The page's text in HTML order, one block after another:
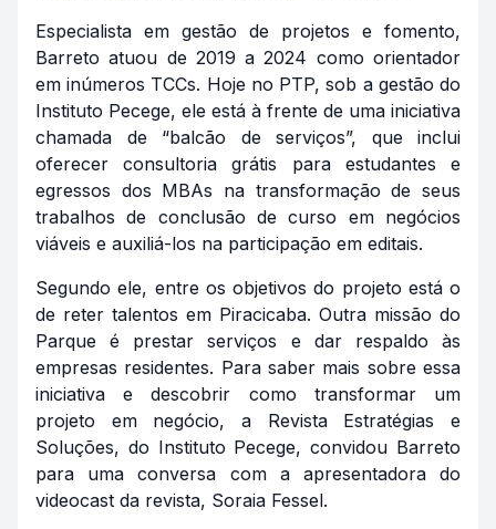
Especialista em gestão de projetos e fomento,
Barreto atuou de 2019 a 2024 como orientador
em inúmeros TCCs. Hoje no PTP, sob a gestão do
Instituto Pecege, ele está à frente de uma iniciativa
chamada de “balcão de serviços”, que inclui
oferecer consultoria grátis para estudantes e
egressos dos MBAs na transformação de seus
trabalhos de conclusão de curso em negócios
viáveis e auxiliá-los na participação em editais.
Segundo ele, entre os objetivos do projeto está o
de reter talentos em Piracicaba. Outra missão do
Parque é prestar serviços e dar respaldo às
empresas residentes. Para saber mais sobre essa
iniciativa e descobrir como transformar um
projeto em negócio, a Revista Estratégias e
Soluções, do Instituto Pecege, convidou Barreto
para uma conversa com a apresentadora do
videocast da revista, Soraia Fessel.